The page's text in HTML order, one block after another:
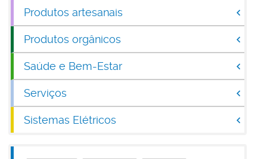
Produtos artesanais
Produtos orgânicos
Saúde e Bem-Estar
Serviços
Sistemas Elétricos